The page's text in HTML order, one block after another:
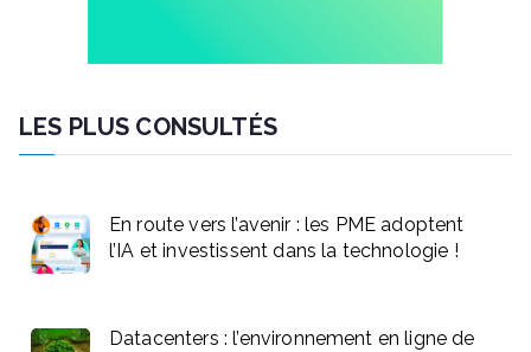
LES PLUS CONSULTÉS
En route vers l’avenir : les PME adoptent
l’IA et investissent dans la technologie !
Datacenters : l’environnement en ligne de